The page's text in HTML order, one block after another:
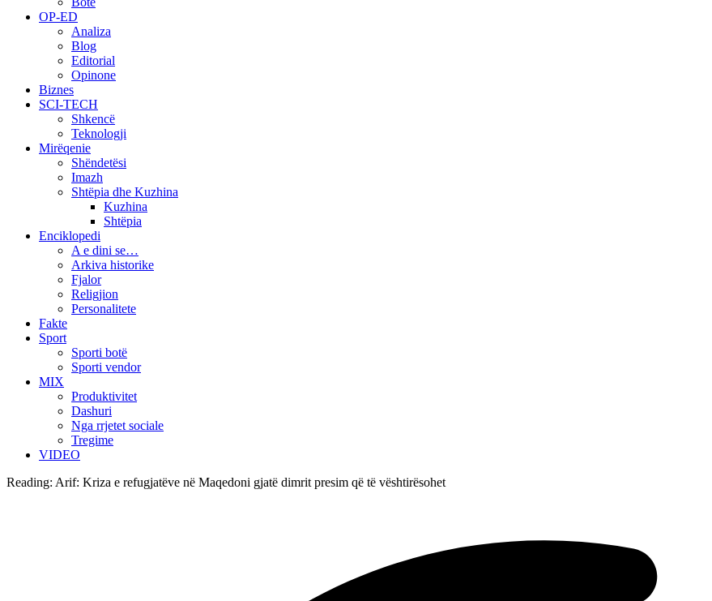
OP-ED
Analiza
Blog
Editorial
Opinone
Biznes
SCI-TECH
Shkencë
Teknologji
Mirëqenie
Shëndetësi
Imazh
Shtëpia dhe Kuzhina
Kuzhina
Shtëpia
Enciklopedi
A e dini se…
Arkiva historike
Fjalor
Religjion
Personalitete
Fakte
Sport
Sporti botë
Sporti vendor
MIX
Produktivitet
Dashuri
Nga rrjetet sociale
Tregime
VIDEO
Reading: Arif: Kriza e refugjatëve në Maqedoni gjatë dimrit presim që të vështirësohet